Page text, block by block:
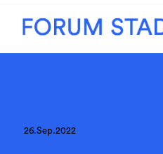
26.Sep.2022